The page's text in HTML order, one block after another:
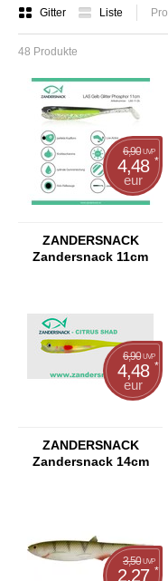
Gitter Liste
48 Produkte
6,90 UVP
4,48 *
eur
ZANDERSNACK
Zandersnack 11cm
6,90 UVP
4,48 *
eur
ZANDERSNACK
Zandersnack 14cm
3,50 UVP
2,27 *